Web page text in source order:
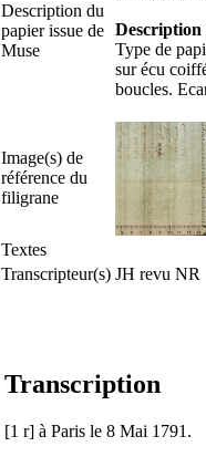
Description du
papier issue de
Muse
Description
Type de
sur écu
boucles.
Image(s) de
référence du
filigrane
Textes
Transcripteur(s) JH revu NR
Transcription
[1 r] à Paris le 8 Mai 1791.